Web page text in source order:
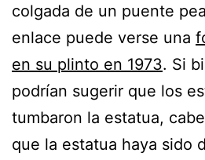
colgada de un puente
enlace puede verse una
en su plinto en 1973. Si
podrían sugerir que los
tumbaron la estatua,
que la estatua haya sido